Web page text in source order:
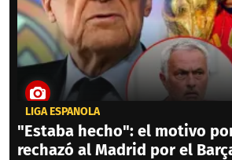
LIGA ESPAÑOLA
"Estaba hecho": el motivo
rechazó al Madrid por el